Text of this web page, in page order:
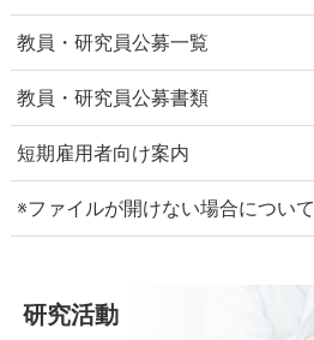
教員・研究員公募一覧
教員・研究員公募書類
短期雇用者向け案内
※ファイルが開けない場合について
研究活動